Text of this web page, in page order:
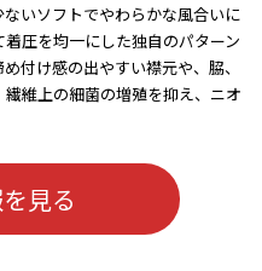
いソフトでやわらかな風合いに
圧を均一にした独自のパターン
付け感の出やすい襟元や、脇、
維上の細菌の増殖を抑え、ニオ
見る